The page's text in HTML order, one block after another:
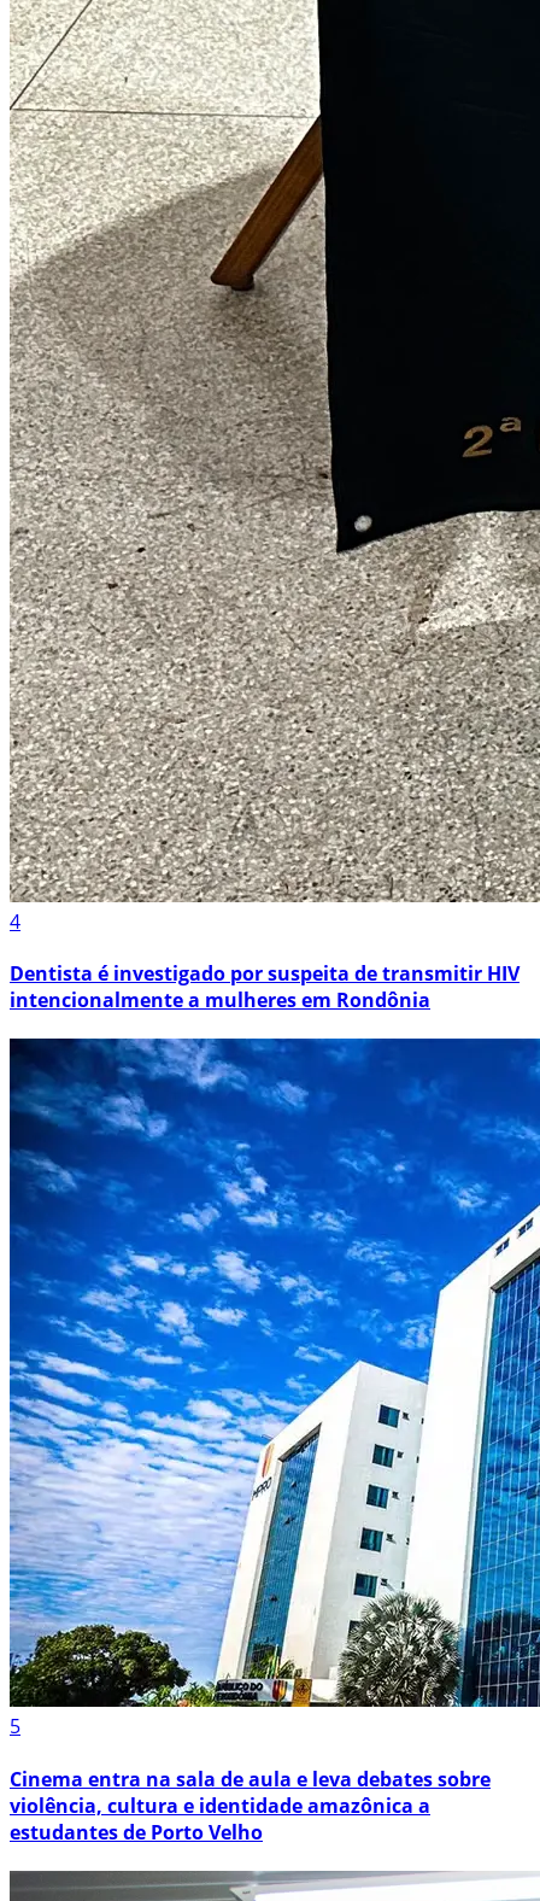
4
Dentista é investigado por suspeita de transmitir HIV
intencionalmente a mulheres em Rondônia
5
Cinema entra na sala de aula e leva debates sobre
violência, cultura e identidade amazônica a
estudantes de Porto Velho